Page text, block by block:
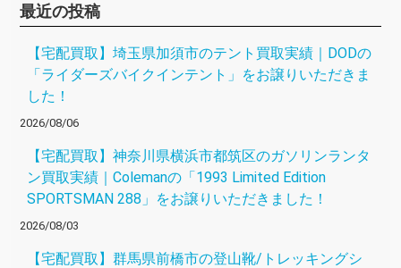
最近の投稿
【宅配買取】埼玉県加須市のテント買取実績｜DODの
「ライダーズバイクインテント」をお譲りいただきま
した！
2026/08/06
【宅配買取】神奈川県横浜市都筑区のガソリンランタ
ン買取実績｜Colemanの「1993 Limited Edition
SPORTSMAN 288」をお譲りいただきました！
2026/08/03
【宅配買取】群馬県前橋市の登山靴/トレッキングシ